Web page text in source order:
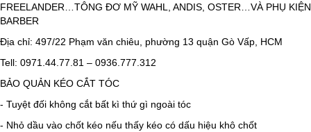
FREELANDER…TÔNG ĐƠ MỸ WAHL, ANDIS, OSTER…VÀ PHỤ KIỆN
BARBER
Địa chỉ: 497/22 Phạm văn chiêu, phường 13 quận Gò Vấp, HCM
Tell: 0971.44.77.81 – 0936.777.312
BẢO QUẢN KÉO CẮT TÓC
​- Tuyệt đối không cắt bất kì thứ gì ngoài tóc
- Nhỏ dầu vào chốt kéo nếu thấy kéo có dấu hiệu khô chốt